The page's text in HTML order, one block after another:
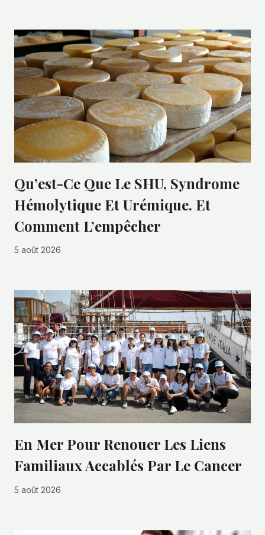
Qu’est-Ce Que Le SHU, Syndrome
Hémolytique Et Urémique. Et
Comment L’empêcher
5 août 2026
En Mer Pour Renouer Les Liens
Familiaux Accablés Par Le Cancer
5 août 2026